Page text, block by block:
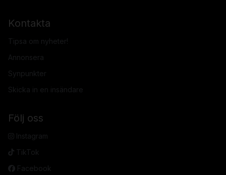
Kontakta
Tipsa om nyheter!
Annonsera
Synpunkter
Skicka in en insändare
Följ oss
Instagram
TikTok
Facebook